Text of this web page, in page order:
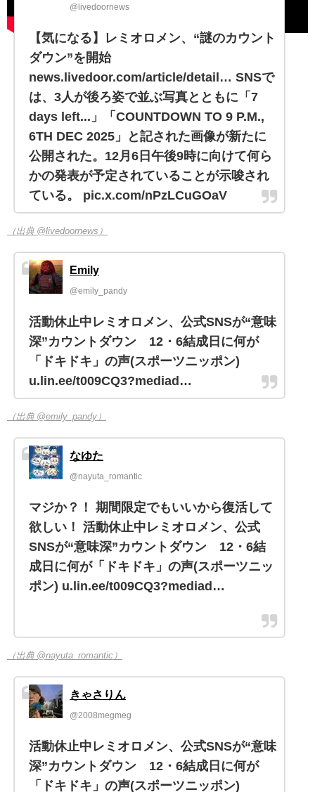
@livedoornews
【気になる】レミオロメン、“謎のカウント
ダウン”を開始
news.livedoor.com/article/detail… SNSで
は、3人が後ろ姿で並ぶ写真とともに「7
days left...」「COUNTDOWN TO 9 P.M.,
6TH DEC 2025」と記された画像が新たに
公開された。12月6日午後9時に向けて何ら
かの発表が予定されていることが示唆され
ている。 pic.x.com/nPzLCuGOaV
（出典 @livedoornews）
Emily
@emily_pandy
活動休止中レミオロメン、公式SNSが“意味
深”カウントダウン 12・6結成日に何が
「ドキドキ」の声(スポーツニッポン)
u.lin.ee/t009CQ3?mediad…
（出典 @emily_pandy）
なゆた
@nayuta_romantic
マジか？！ 期間限定でもいいから復活して
欲しい！ 活動休止中レミオロメン、公式
SNSが“意味深”カウントダウン 12・6結
成日に何が「ドキドキ」の声(スポーツニッ
ポン) u.lin.ee/t009CQ3?mediad…
（出典 @nayuta_romantic）
きゃさりん
@2008megmeg
活動休止中レミオロメン、公式SNSが“意味
深”カウントダウン 12・6結成日に何が
「ドキドキ」の声(スポーツニッポン)